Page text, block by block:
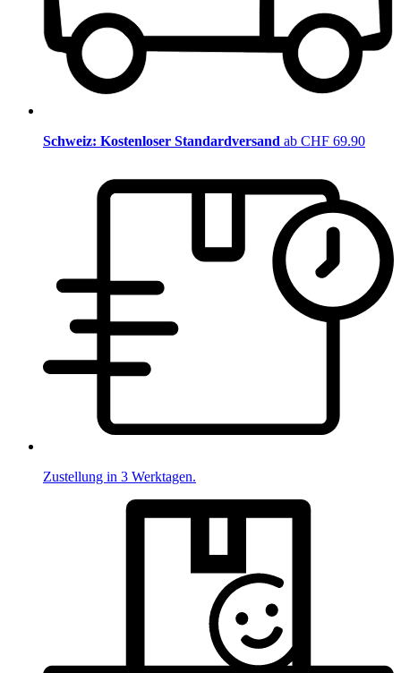
Schweiz: Kostenloser Standardversand ab CHF 69.90
Zustellung in 3 Werktagen.